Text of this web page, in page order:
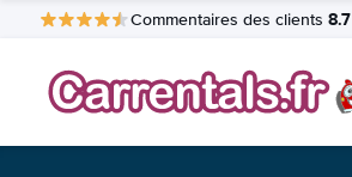
Commentaires des clients 8.7